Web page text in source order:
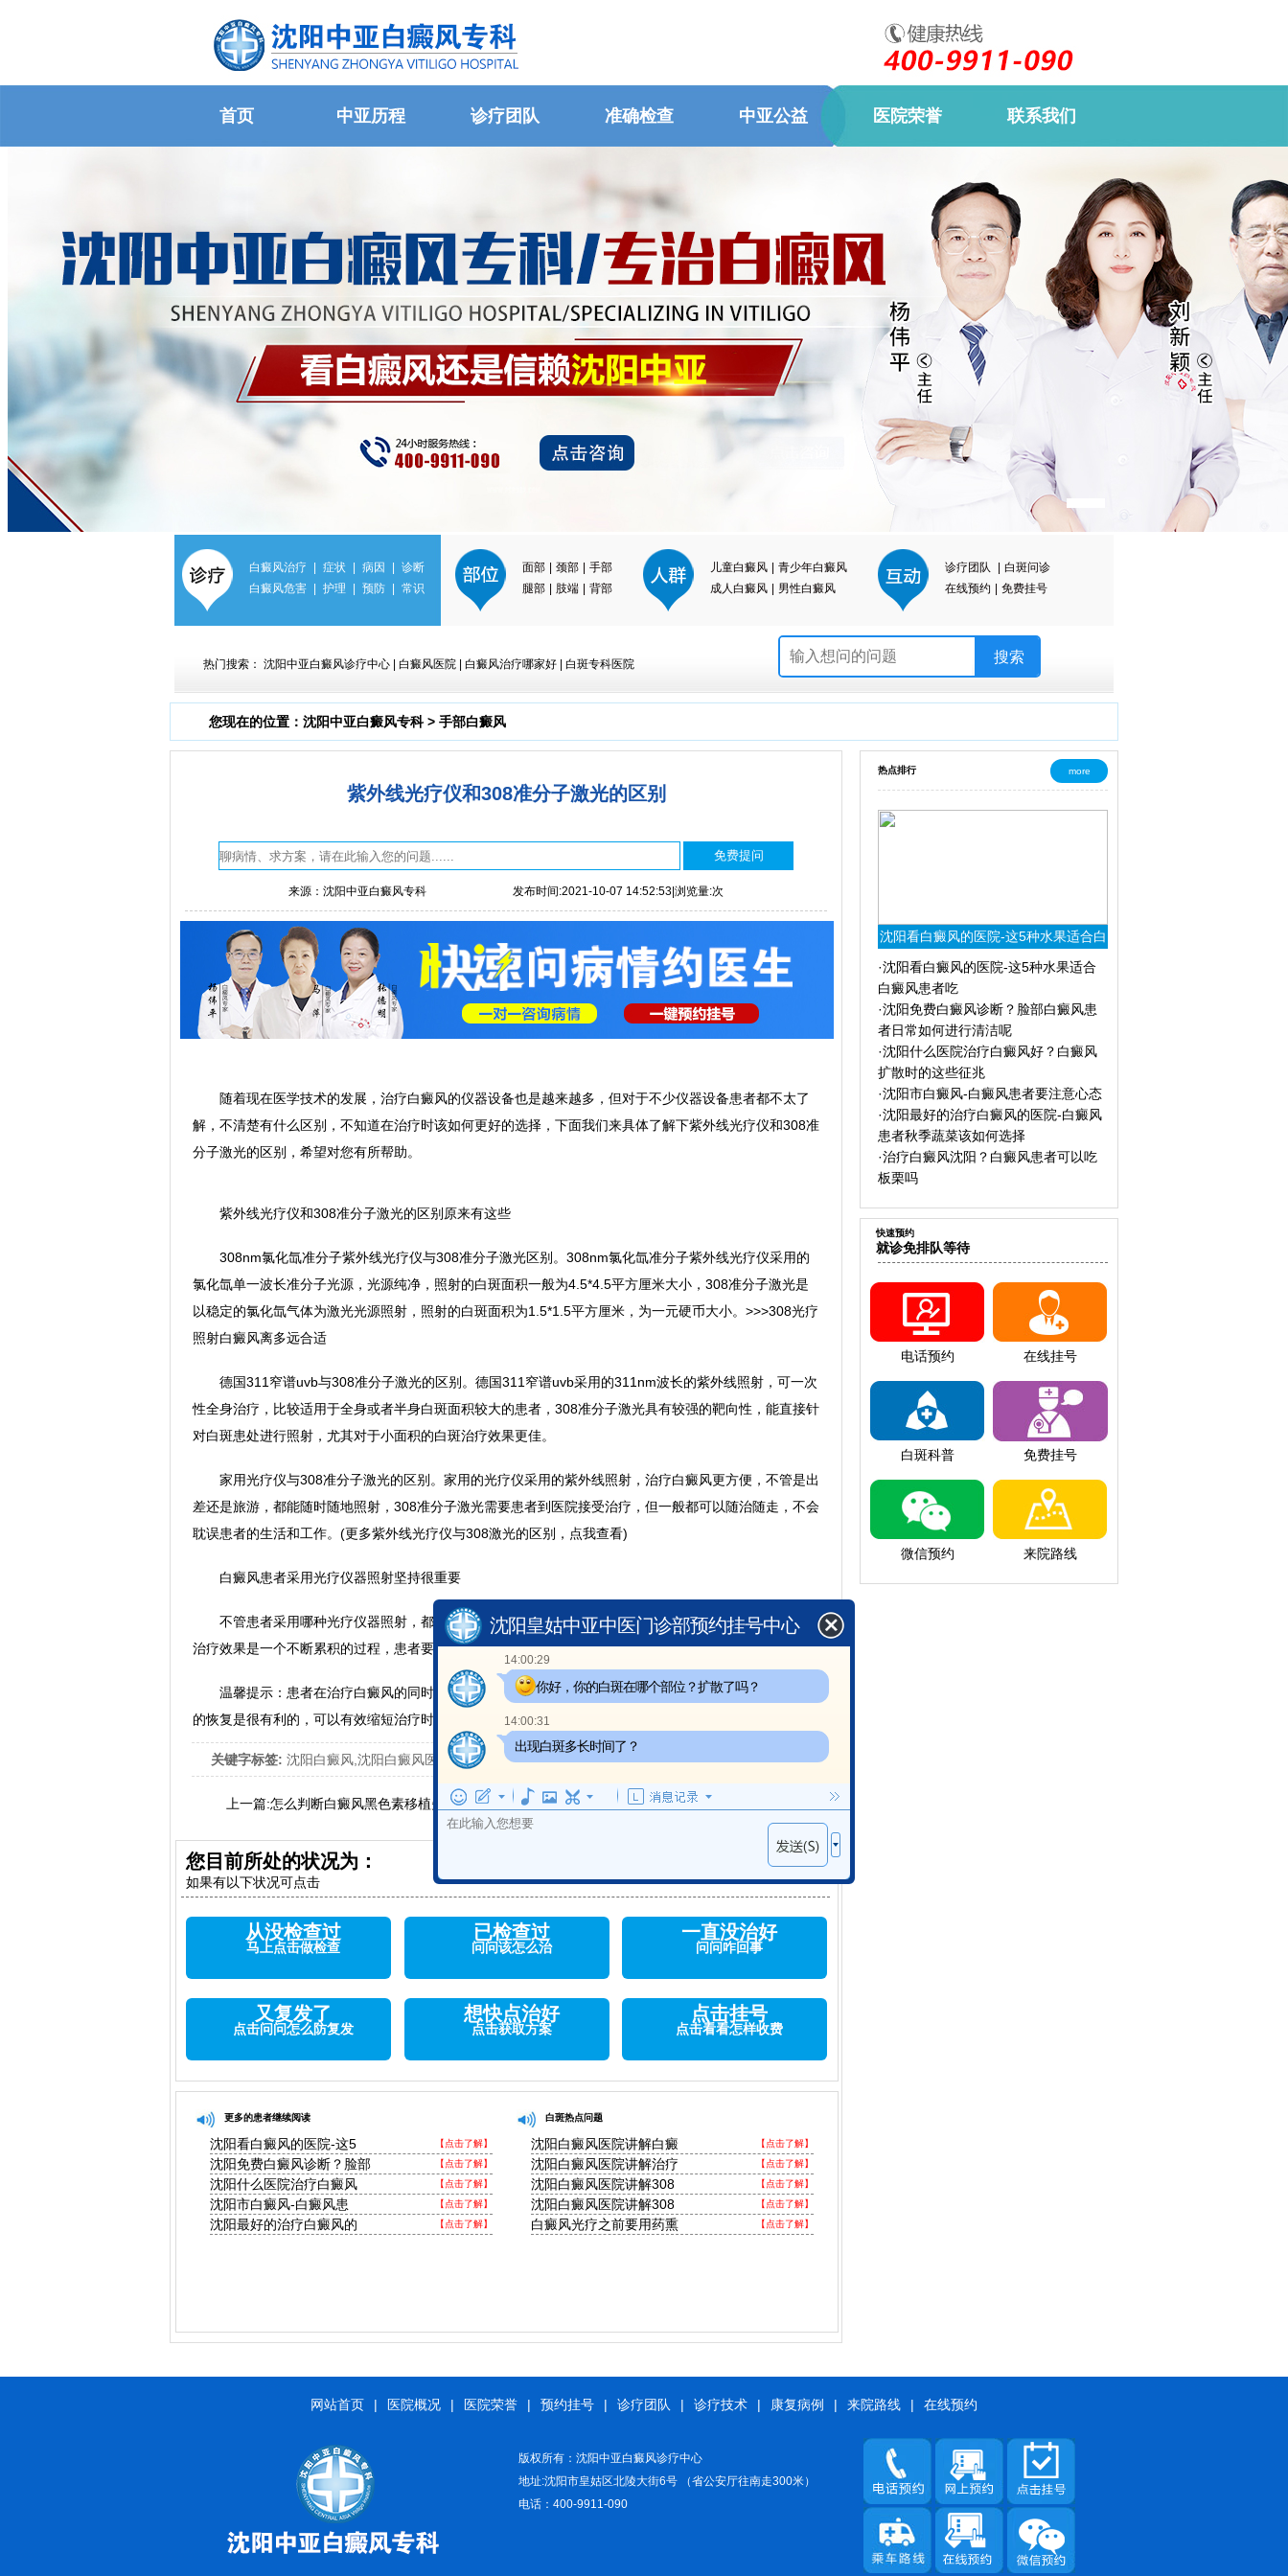
首页 中亚历程 诊疗团队 准确检查 中亚公益 医院荣誉 联系我们
白癜风治疗 症状 病因
诊断
白癜风危害
护理 预防 常识
面部 颈部
手部
腿部
肢端 背部
儿童白癜风
青少年白癜风
成人白癜风
男性白癜风
诊疗团队
白斑问诊
在线预约
免费挂号
热门搜索： 沈阳中亚白癜风诊疗中心 白癜风医院 白癜风治疗哪家好 白斑专科医院
您现在的位置： 沈阳中亚白癜风专科> 手部白癜风
紫外线光疗仪和308准分子激光的区别
来源：沈阳中亚白癜风专科 发布时间:2021-10-07 14:52:53|浏览量:次
随着现在医学技术的发展，治疗白癜风的仪器设备也是越来越多，但对于不少仪器设备患者都不太了
解，不清楚有什么区别，不知道在治疗时该如何更好的选择，下面我们来具体了解下紫外线光疗仪和308准
分子激光的区别，希望对您有所帮助。
紫外线光疗仪和308准分子激光的区别原来有这些
308nm氯化氙准分子紫外线光疗仪与308准分子激光区别。308nm氯化氙准分子紫外线光疗仪采用的
氯化氙单一波长准分子光源，光源纯净，照射的白斑面积一般为4.5*4.5平方厘米大小，308准分子激光是
以稳定的氯化氙气体为激光光源照射，照射的白斑面积为1.5*1.5平方厘米，为一元硬币大小。>>>308光疗
照射白癜风离多远合适
德国311窄谱uvb与308准分子激光的区别。德国311窄谱uvb采用的311nm波长的紫外线照射，可一次
性全身治疗，比较适用于全身或者半身白斑面积较大的患者，308准分子激光具有较强的靶向性，能直接针
对白斑患处进行照射，尤其对于小面积的白斑治疗效果更佳。
家用光疗仪与308准分子激光的区别。家用的光疗仪采用的紫外线照射，治疗白癜风更方便，不管是出
差还是旅游，都能随时随地照射，308准分子激光需要患者到医院接受治疗，但一般都可以随治随走，不会
耽误患者的生活和工作。(更多紫外线光疗仪与308激光的区别，点我查看)
白癜风患者采用光疗仪器照射坚持很重要
不管患者采用哪种光疗仪器照射，都需坚持，白癜风是一种慢性皮肤疾病，不是朝夕就能治疗好的，
治疗效果是一个不断累积的过程，患者要做好长期治疗的准备，坚持进行治疗，以使白斑尽早恢复健康。
温馨提示：患者在治疗白癜风的同时，对皮肤做好防护，养成良好作息习惯，科学饮食等，对于白斑
的恢复是很有利的，可以有效缩短治疗时间。
关键字标签: 沈阳白癜风,沈阳白癜风医院
上一篇:怎么判断白癜风黑色素移植失败 下一篇:很抱歉没有了
您目前所处的状况为：
如果有以下状况可点击
从没检查过
马上点击做检查
已检查过
问问该怎么治
一直没治好
问问咋回事
又复发了
点击问问怎么防复发
想快点治好
点击获取方案
点击挂号
点击看看怎样收费
更多的患者继续阅读
【点击了解】
沈阳看白癜风的医院-这5
【点击了解】
沈阳免费白癜风诊断？脸部
【点击了解】
沈阳什么医院治疗白癜风
【点击了解】
沈阳市白癜风-白癜风患
【点击了解】
沈阳最好的治疗白癜风的
白斑热点问题
【点击了解】
沈阳白癜风医院讲解白癜
【点击了解】
沈阳白癜风医院讲解治疗
【点击了解】
沈阳白癜风医院讲解308
【点击了解】
沈阳白癜风医院讲解308
【点击了解】
白癜风光疗之前要用药熏
热点排行 more
沈阳看白癜风的医院-这5种水果适合白
癜风患者吃
·沈阳看白癜风的医院-这5种水果适合
白癜风患者吃
·沈阳免费白癜风诊断？脸部白癜风患
者日常如何进行清洁呢
·沈阳什么医院治疗白癜风好？白癜风
扩散时的这些征兆
·沈阳市白癜风-白癜风患者要注意心态
·沈阳最好的治疗白癜风的医院-白癜风
患者秋季蔬菜该如何选择
·治疗白癜风沈阳？白癜风患者可以吃
板栗吗
快速预约
就诊免排队等待
电话预约 在线挂号
白斑科普 免费挂号
微信预约 来院路线
网站首页 | 医院概况 | 医院荣誉 | 预约挂号 | 诊疗团队 | 诊疗技术 | 康复病例 | 来院路线 | 在线预约
版权所有：沈阳中亚白癜风诊疗中心
地址:沈阳市皇姑区北陵大街6号 （省公安厅往南走300米）
电话：400-9911-090
沈阳皇姑中亚中医门诊部预约挂号中心
14:00:29
你好，你的白斑在哪个部位？扩散了吗？
14:00:31
出现白斑多长时间了？